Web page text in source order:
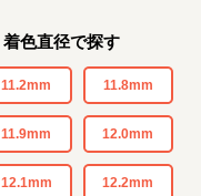
着色直径で探す
11.2mm 11.8mm
11.9mm 12.0mm
12.1mm 12.2mm